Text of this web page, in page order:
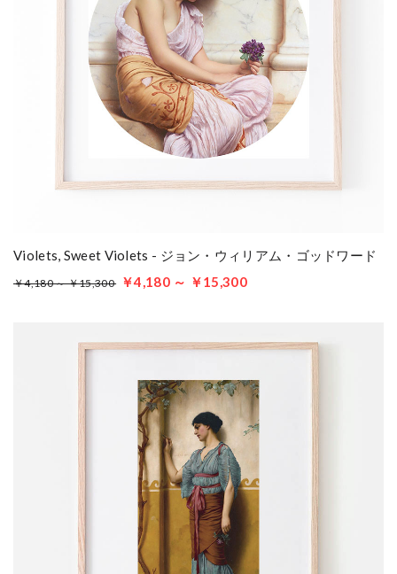
Violets, Sweet Violets - ジョン・ウィリアム・ゴッドワード
￥4,180 ～ ￥15,300 ￥4,180 ～ ￥15,300